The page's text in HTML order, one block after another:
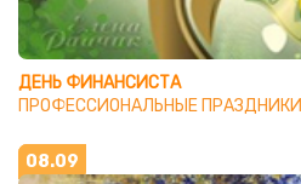
ДЕНЬ ФИНАНСИСТА
ПРОФЕССИОНАЛЬНЫЕ ПРАЗДНИКИ
08.09